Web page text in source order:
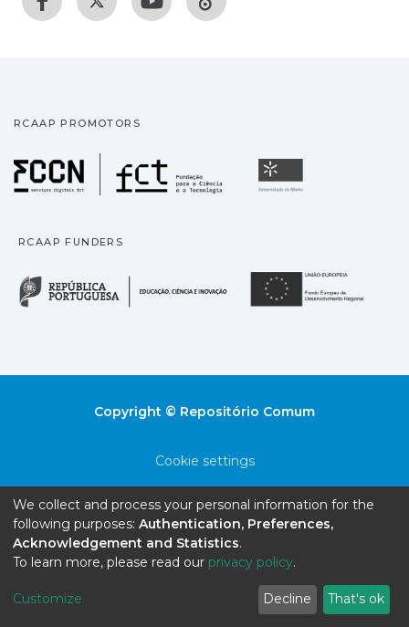
RCAAP PROMOTORS
Fundação para a
RCAAP FUNDERS
República Portuguesa
Copyright © Repositório Comum
Cookie settings
End User Agreement
Send Feedback
We collect and process your personal information for the
following purposes: Authentication, Preferences,
Acknowledgement and Statistics.
To learn more, please read our privacy policy.
Customize Decline That's ok